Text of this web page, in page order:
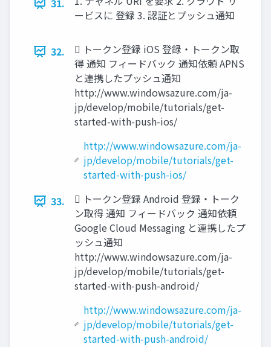
31.
ービスに 登録 3. 認証とプッシュ通知
32.
 トークン登録 iOS 登録・トークン取
得 通知 フィードバック 通知依頼 APNS
と連携したプッシュ通知
http://www.windowsazure.com/ja-
jp/develop/mobile/tutorials/get-
started-with-push-ios/
http://www.windowsazure.com/ja-
jp/develop/mobile/tutorials/get-
started-with-push-ios/
33.
 トークン登録 Android 登録・トーク
ン取得 通知 フィードバック 通知依頼
Google Cloud Messaging と連携したプ
ッシュ通知
http://www.windowsazure.com/ja-
jp/develop/mobile/tutorials/get-
started-with-push-android/
http://www.windowsazure.com/ja-
jp/develop/mobile/tutorials/get-
started-with-push-android/